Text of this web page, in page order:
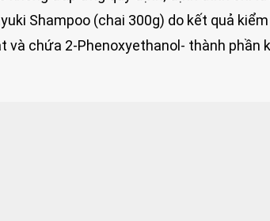
Shampoo (chai 300g) do kết quả kiểm
và chứa 2-Phenoxyethanol- thành phần